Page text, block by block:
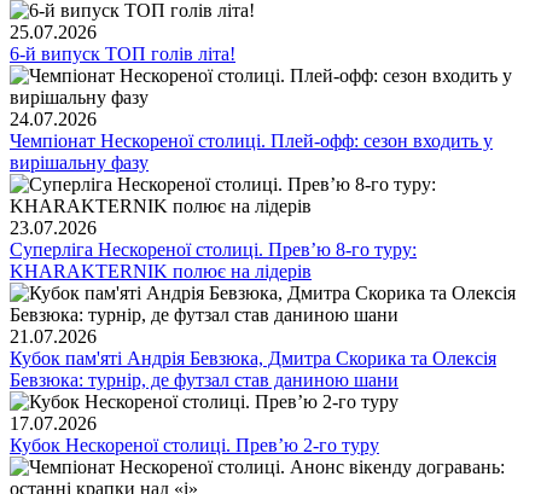
25.07.2026
6-й випуск ТОП голів літа!
24.07.2026
Чемпіонат Нескореної столиці. Плей-офф: сезон входить у
вирішальну фазу
23.07.2026
Суперліга Нескореної столиці. Превʼю 8-го туру:
KHARAKTERNIK полює на лідерів
21.07.2026
Кубок пам'яті Андрія Бевзюка, Дмитра Скорика та Олексія
Бевзюка: турнір, де футзал став даниною шани
17.07.2026
Кубок Нескореної столиці. Превʼю 2-го туру